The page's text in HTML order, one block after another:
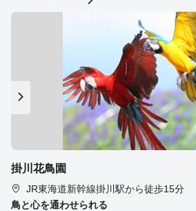
掛川花鳥園
JR東海道新幹線掛川駅から徒歩15分
鳥と心を通わせられる